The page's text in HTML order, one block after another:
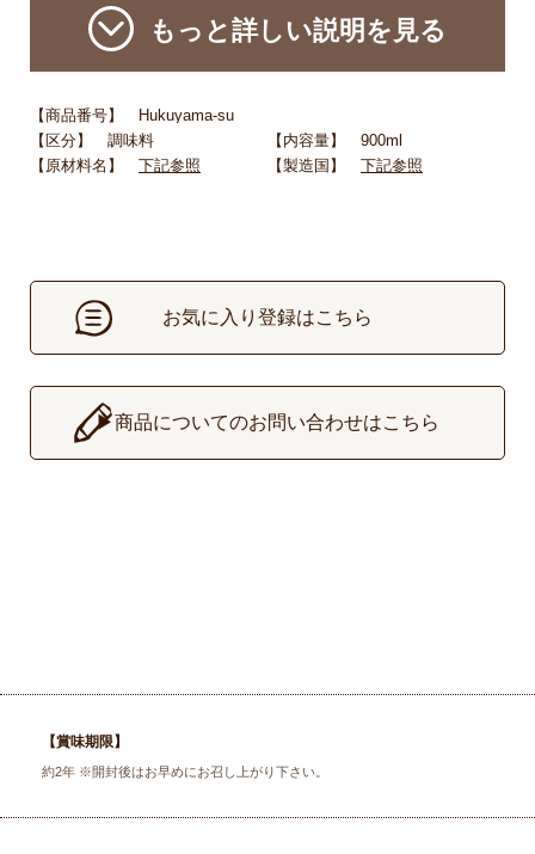
もっと詳しい説明を見る
【商品番号】 Hukuyama-su
【区分】 調味料
【内容量】 900ml
【原材料名】 下記参照 【製造国】 下記参照
お気に入り登録はこちら
▶商品についてのお問い合わせはこちら
【賞味期限】
約2年 ※開封後はお早めにお召し上がり下さい。